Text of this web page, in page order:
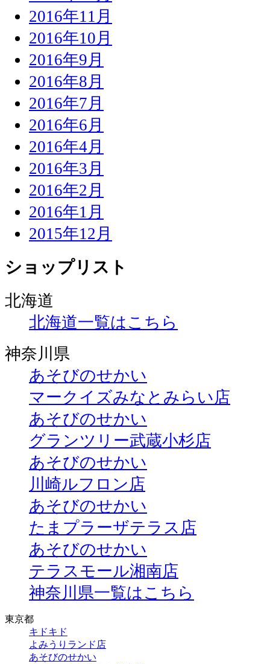
2016年11月
2016年10月
2016年9月
2016年8月
2016年7月
2016年6月
2016年4月
2016年3月
2016年2月
2016年1月
2015年12月
ショップリスト
北海道
北海道一覧はこちら
神奈川県
あそびのせかい
マークイズみなとみらい店
あそびのせかい
グランツリー武蔵小杉店
あそびのせかい
川崎ルフロン店
あそびのせかい
たまプラーザテラス店
あそびのせかい
テラスモール湘南店
神奈川県一覧はこちら
東京都
キドキド
よみうりランド店
あそびのせかい